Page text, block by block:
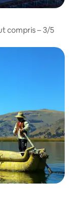
compris – 3/5